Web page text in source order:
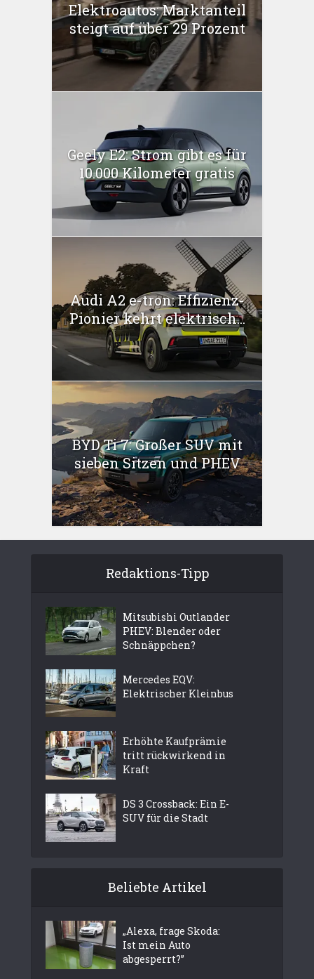
Elektroautos: Marktanteil
steigt auf über 29 Prozent
Geely E2: Strom gibt es für
10.000 Kilometer gratis
Audi A2 e-tron: Effizienz-
Pionier kehrt elektrisch...
BYD Ti 7: Großer SUV mit
sieben Sitzen und PHEV
Redaktions-Tipp
Mitsubishi Outlander
PHEV: Blender oder
Schnäppchen?
Mercedes EQV:
Elektrischer Kleinbus
Erhöhte Kaufprämie
tritt rückwirkend in
Kraft
DS 3 Crossback: Ein E-
SUV für die Stadt
Beliebte Artikel
„Alexa, frage Skoda:
Ist mein Auto
abgesperrt?”